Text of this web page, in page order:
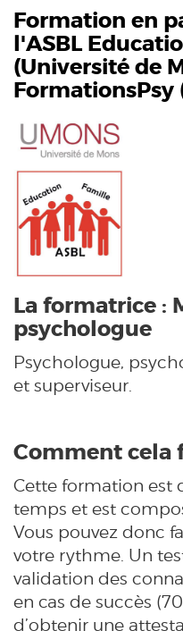
Formation en
l'ASBL
(Université de
FormationsPsy
La formatrice :
psychologue
Psychologue,
et superviseur.
Comment cela
Cette formation est
temps et est
Vous pouvez donc
votre rythme. Un
validation des
en cas de succès
d’obtenir une